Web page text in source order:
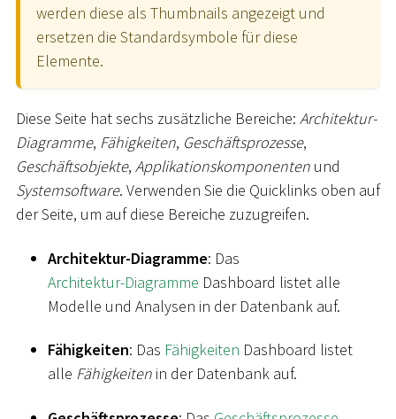
werden diese als Thumbnails angezeigt und
ersetzen die Standardsymbole für diese
Elemente.
Diese Seite hat sechs zusätzliche Bereiche: Architektur-
Diagramme, Fähigkeiten, Geschäftsprozesse,
Geschäftsobjekte, Applikationskomponenten und
Systemsoftware. Verwenden Sie die Quicklinks oben auf
der Seite, um auf diese Bereiche zuzugreifen.
Architektur-Diagramme: Das
Architektur-Diagramme Dashboard listet alle
Modelle und Analysen in der Datenbank auf.
Fähigkeiten: Das Fähigkeiten Dashboard listet
alle Fähigkeiten in der Datenbank auf.